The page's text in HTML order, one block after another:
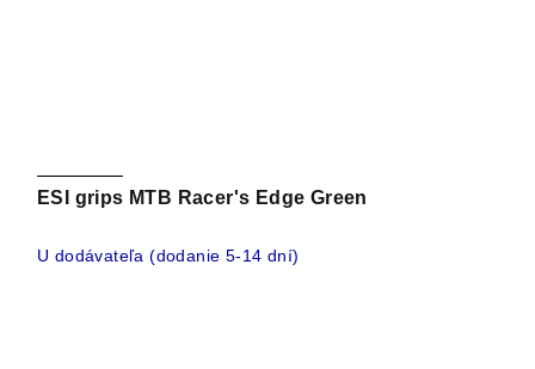
ESI grips MTB Racer's Edge Green
U dodávateľa (dodanie 5-14 dní)